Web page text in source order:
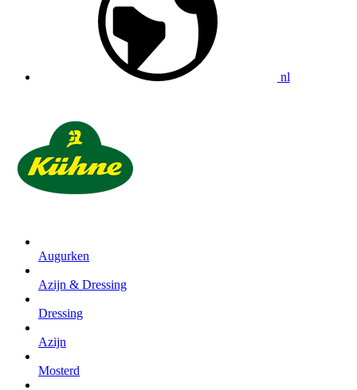
nl
Augurken
Azijn & Dressing
Dressing
Azijn
Mosterd